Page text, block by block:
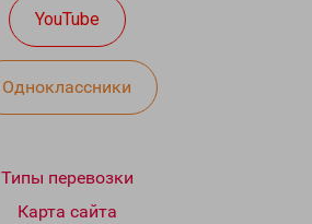
YouTube
Одноклассники
Типы перевозки
Карта сайта